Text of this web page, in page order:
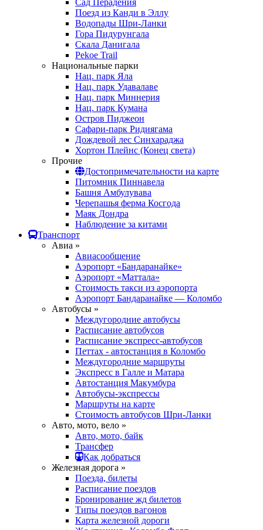
Сад Перадения
Поезд из Канди в Эллу
Водопады Шри-Ланки
Гора Пидурунгала
Скала Данигала
Pekoe Trail
Национальные парки
Нац. парк Яла
Нац. парк Удавалаве
Нац. парк Миннерия
Нац. парк Кумана
Остров Пиджеон
Сафари-парк Ридиягама
Дождевой лес Синхараджа
Хортон Плейнс (Конец света)
Прочие
Достопримечательности на карте
Питомник Пиннавела
Башня Амбулувава
Черепашья ферма Косгода
Маяк Дондра
Наблюдение за китами
Транспорт
Авиа »
Авиасообщение
Аэропорт «Бандаранайке»
Аэропорт «Маттала»
Стоимость такси из аэропорта
Аэропорт Бандаранайке — Коломбо
Автобусы »
Междугородние автобусы
Расписание автобусов
Расписание экспресс-автобусов
Петтах - автостанция в Коломбо
Междугородние маршруты
Экспресс в Галле и Матара
Автостанция Макумбура
Автобусы-экспрессы
Маршруты на карте
Стоимость автобусов Шри-Ланки
Авто, мото, вело »
Авто, мото, байк
Трансфер
Как добраться
Железная дорога »
Поезда, билеты
Расписание поездов
Бронирование жд билетов
Типы поездов вагонов
Карта железной дороги